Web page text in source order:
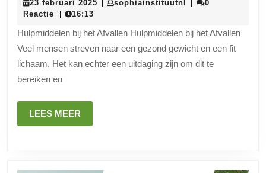
voor
Afvallen
23 februari 2025 23| sophiainstituutnl sophiainstituutnl
|
0
Reactie
| 16:13
Hulpmiddelen bij het Afvallen Hulpmiddelen bij het Afvallen
Veel mensen streven naar een gezond gewicht en een fit
lichaam. Het kan echter een uitdaging zijn om dit te
bereiken en
LEES MEER
MEER